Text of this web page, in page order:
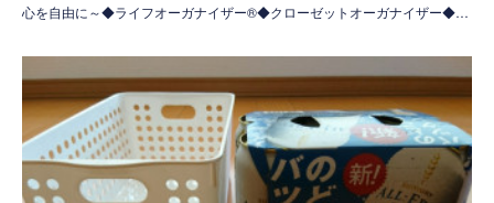
心を自由に～◆ライフオーガナイザー®◆クローゼットオーガナイザー◆…